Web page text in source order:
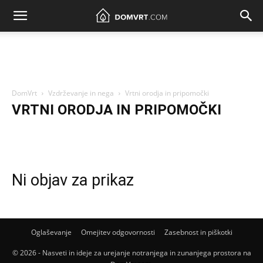
DomVrt Vzdrževanje in nega Vrtni orodja in pripomočki
VRTNI ORODJA IN PRIPOMOČKI
Ni objav za prikaz
Oglaševanje Omejitev odgovornosti Zasebnost in piškotki
© 2026 - Nasveti in ideje za urejanje notranjega in zunanjega prostora na